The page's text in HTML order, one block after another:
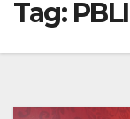
Tag: PBLI